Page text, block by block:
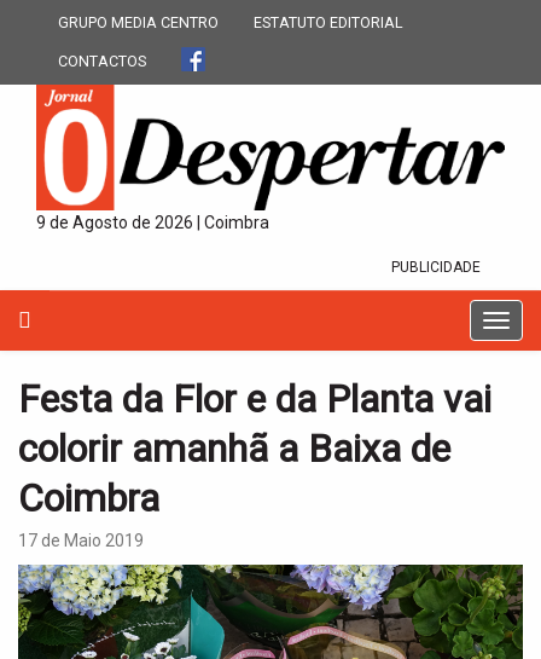
GRUPO MEDIA CENTRO ESTATUTO EDITORIAL
CONTACTOS
9 de Agosto de 2026 | Coimbra
PUBLICIDADE
T
o
g
a
t
i
Festa da Flor e da Planta vai
colorir amanhã a Baixa de
Coimbra
17 de Maio 2019